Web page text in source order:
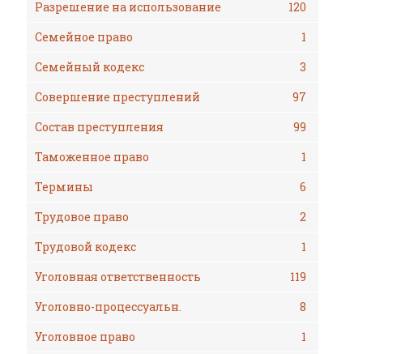
Разрешение на использование
120
Семейное право
1
Семейный кодекс
3
Совершение преступлений
97
Состав преступления
99
Таможенное право
1
Термины
6
Трудовое право
2
Трудовой кодекс
1
Уголовная ответственность
119
Уголовно-процессуальн.
8
Уголовное право
1